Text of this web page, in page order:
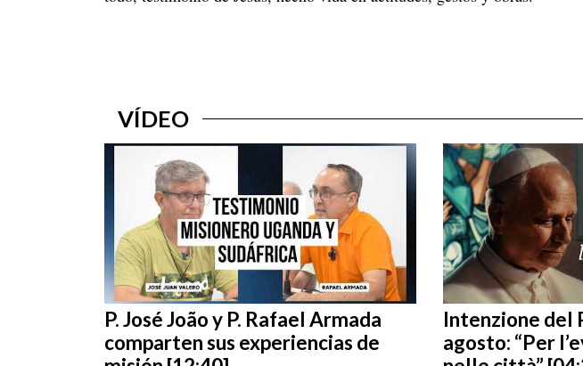
VÍDEO
P. José João y P. Rafael Armada
comparten sus experiencias de
Intenzione del
agosto: “Per